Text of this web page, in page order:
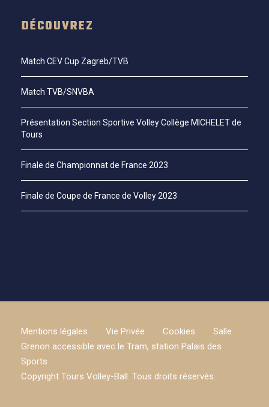
DÉCOUVREZ
Match CEV Cup Zagreb/TVB
Match TVB/SNVBA
Présentation Section Sportive Volley Collège MICHELET de
Tours
Finale de Championnat de France 2023
Finale de Coupe de France de Volley 2023
Mentions légales Vie Privée Cookies
Salle
Grenon accessible avec le Tram, station Palais des
Sports
Copyright Tours Volley-Ball. Tous droits réservés.